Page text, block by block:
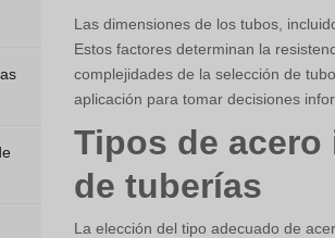
Las dimensiones de los tubos,
Estos factores determinan la
complejidades de la selección de
aplicación para tomar decisiones
Tipos de
de tuberías
La elección del tipo adecuado de